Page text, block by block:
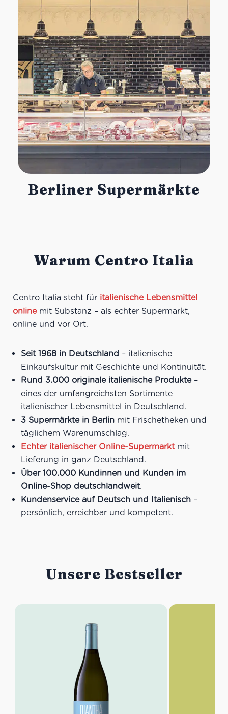
Berliner Supermärkte
Warum Centro Italia
Centro Italia steht für italienische Lebensmittel
onlinemit Substanz – als echter Supermarkt,
online und vor Ort.
Seit 1968 in Deutschland – italienische
Einkaufskultur mit Geschichte und Kontinuität.
Rund 3.000 originale italienische Produkte–
eines der umfangreichsten Sortimente
italienischer Lebensmittel in Deutschland.
3 Supermärkte in Berlin mit Frischetheken und
täglichem Warenumschlag.
Echter italienischer Online-Supermarktmit
Lieferung in ganz Deutschland.
Über 100.000 Kundinnen und Kunden im
Online-Shop deutschlandweit.
Kundenservice auf Deutsch und Italienisch –
persönlich, erreichbar und kompetent.
Unsere Bestseller